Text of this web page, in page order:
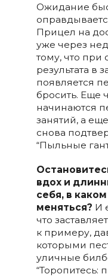
Ожидание
Прицел на
уже через
тому, что при
результата в
появляется
бросить. Еще
начинаются
занятий, а
снова
“Пыльные
вдох и
себя, в
меняться? И
что
к примеру,
которыми
уличные
“Торопитесь: